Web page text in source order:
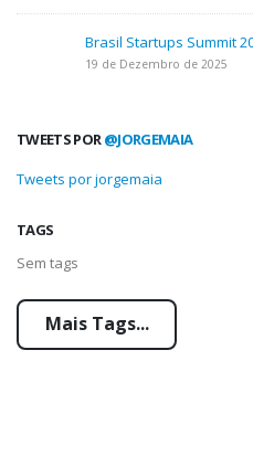
Brasil Startups Summit
19 de Dezembro de 2025
TWEETS POR @JORGEMAIA
Tweets por jorgemaia
TAGS
Sem tags
Mais Tags...